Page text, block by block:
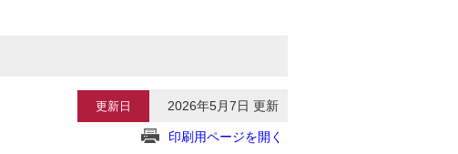
更新日 2026年5月7日 更新
印刷用ページを開く